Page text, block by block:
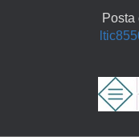
Posta